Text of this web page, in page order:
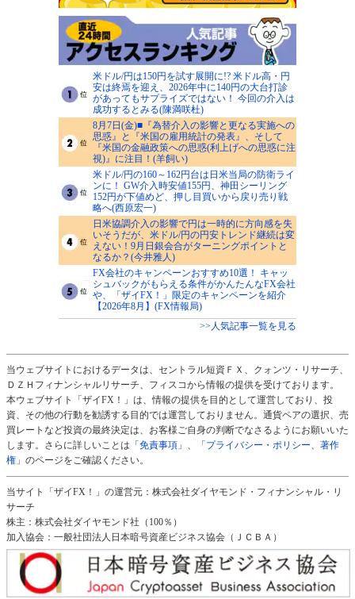
米ドル/円は150円を試す展開に!? 米ドル高・円
安は終焉を迎え、2026年中に140円の大台打診
があってもサプライズではない！ 今回の介入は
成功するとみる(陳満咲杜)
8月7日(金)■『為替介入の影響と更なる実施への
思惑』と『米国の雇用統計の発表』、そして
『米国の金融政策への思惑(利上げへの思惑に注
視)』に注目！(羊飼い)
米ドル/円の160～162円台は日米当局の防衛ライ
ンに！ GW介入時安値155円、神田シーリング
152円が下値めど、押し目買いから戻り売り戦
略へ(西原宏一)
日米協調介入の影響で円は一時的に方向感を失
いそうだが、米ドル/円の円安トレンド継続は変
えない！9月日銀会合がターニングポイントと
なるか？(今井雅人)
FX会社のキャンペーンおすすめ10選！ キャッ
シュバックがもらえる条件がかんたんなFX会社
や、「ザイFX！」限定のキャンペーンを紹介
【2026年8月】(FX情報局)
>>人気記事一覧を見る
当ウェブサイトにおけるデータは、セントラル短資ＦＸ、クォンツ・リサーチ、
ＤＺＨフィナンシャルリサーチ、フィスコから情報の提供を受けております。
本ウェブサイト「ザイFX！」は、情報の提供を目的として運営しており、投
資、その他の行動を勧誘する目的では運営しておりません。通貨ペアの選択、売
買レートなど投資の最終決定は、お客様ご自身の判断でなさるようにお願いいた
します。さらに詳しいことは 「免責事項」
「プライバシー・ポリシー、著作
権」 のページをご確認ください。
当サイト「ザイFX！」の運営元：株式会社ダイヤモンド・フィナンシャル・リ
サーチ
株主：株式会社ダイヤモンド社（100％）
加入協会：一般社団法人日本暗号資産ビジネス協会（ＪＣＢＡ）